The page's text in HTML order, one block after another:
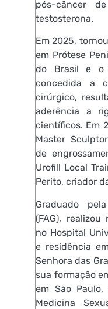
pós-câncer
testosterona.
Em 2025,
em Prótese
do Brasil e o
concedida a
cirúrgico,
aderência a
científicos. Em
Master
de
Urofill Local
Perito, criador
Graduado
(FAG),
no Hospital
e residência
Senhora das
sua formação
em São
Medicina